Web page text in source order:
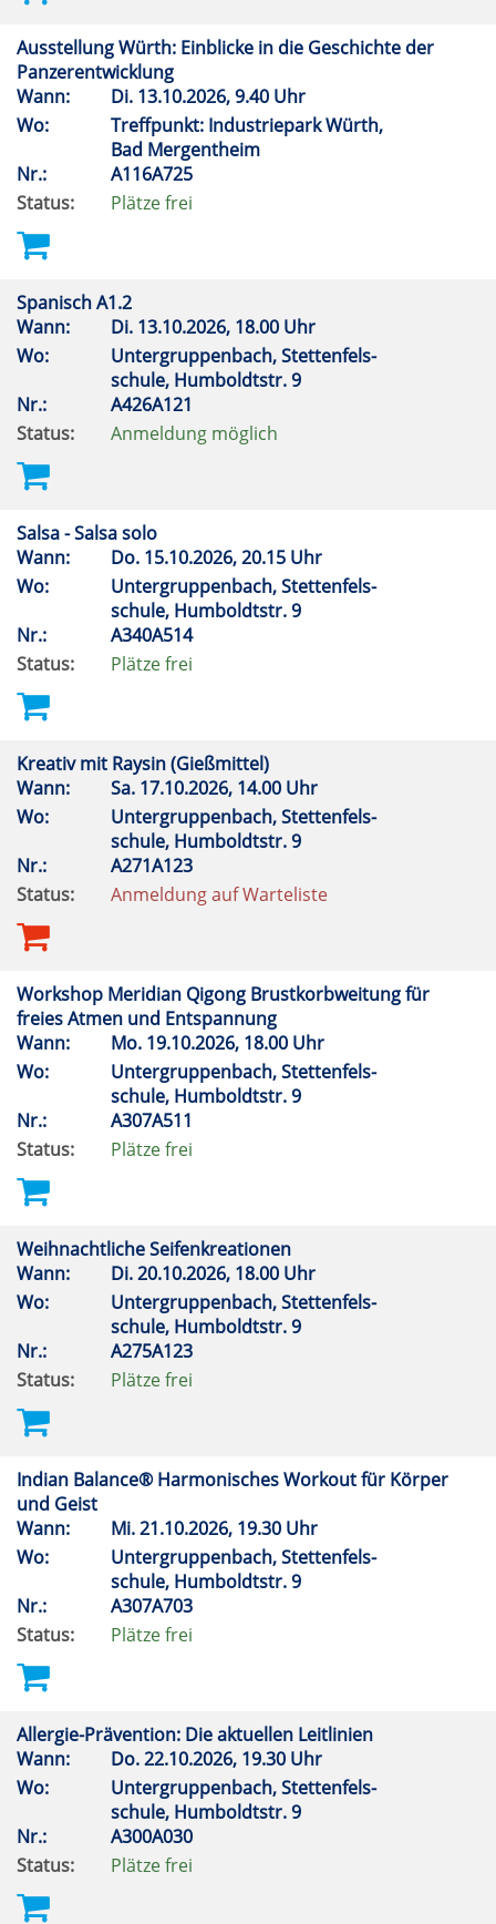
Ausstellung Würth: Einblicke in die Geschichte der
Panzerentwicklung
Wann:
Di. 13.10.2026, 9.40 Uhr
Wo:
Treffpunkt: Industriepark Würth,
Bad Mergentheim
Nr.:
A116A725
Status:
Plätze frei
Spanisch A1.2
Wann:
Di. 13.10.2026, 18.00 Uhr
Wo:
Untergruppenbach, Stettenfels-
schule, Humboldtstr. 9
Nr.:
A426A121
Status:
Anmeldung möglich
Salsa - Salsa solo
Wann:
Do. 15.10.2026, 20.15 Uhr
Wo:
Untergruppenbach, Stettenfels-
schule, Humboldtstr. 9
Nr.:
A340A514
Status:
Plätze frei
Kreativ mit Raysin (Gießmittel)
Wann:
Sa. 17.10.2026, 14.00 Uhr
Wo:
Untergruppenbach, Stettenfels-
schule, Humboldtstr. 9
Nr.:
A271A123
Status:
Anmeldung auf Warteliste
Workshop Meridian Qigong Brustkorbweitung für
freies Atmen und Entspannung
Wann:
Mo. 19.10.2026, 18.00 Uhr
Wo:
Untergruppenbach, Stettenfels-
schule, Humboldtstr. 9
Nr.:
A307A511
Status:
Plätze frei
Weihnachtliche Seifenkreationen
Wann:
Di.20.10.2026, 18.00 Uhr
Wo:
Untergruppenbach, Stettenfels-
schule, Humboldtstr. 9
Nr.:
A275A123
Status:
Plätze frei
Indian Balance® Harmonisches Workout für Körper
und Geist
Wann:
Mi.21.10.2026, 19.30 Uhr
Wo:
Untergruppenbach, Stettenfels-
schule, Humboldtstr. 9
Nr.:
A307A703
Status:
Plätze frei
Allergie-Prävention: Die aktuellen Leitlinien
Wann:
Do.22.10.2026, 19.30 Uhr
Wo:
Untergruppenbach, Stettenfels-
schule, Humboldtstr. 9
Nr.:
A300A030
Status:
Plätze frei